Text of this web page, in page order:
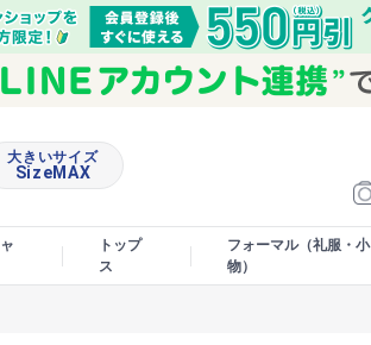
大きいサイズ
SizeMAX
トップ
ス
フォーマル（礼服・小
物）